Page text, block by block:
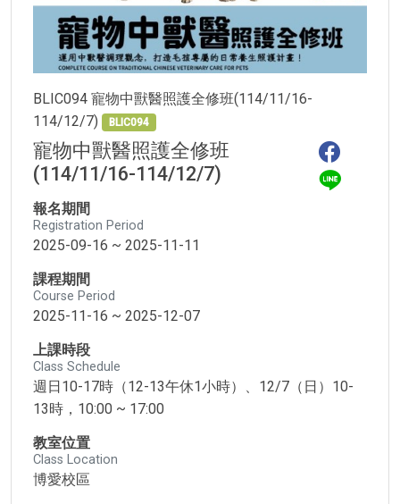
BLIC094 寵物中獸醫照護全修班(114/11/16-
114/12/7)
BLIC094
寵物中獸醫照護全修班
(114/11/16-114/12/7)
報名期間
Registration Period
2025-09-16 ~ 2025-11-11
課程期間
Course Period
2025-11-16 ~ 2025-12-07
上課時段
Class Schedule
週日10-17時（12-13午休1小時）、12/7（日）10-
13時，10:00 ~ 17:00
教室位置
Class Location
博愛校區